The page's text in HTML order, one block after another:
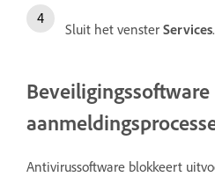
Sluit het venster Services.
Antivirussoftware blokkeert